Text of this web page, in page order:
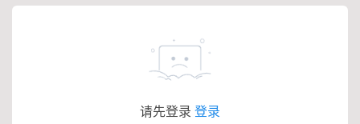
请先登录 登录